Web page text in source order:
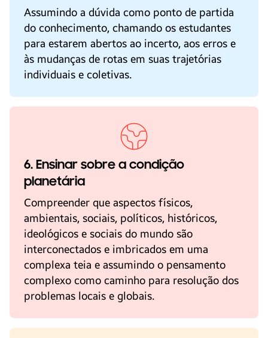
Assumindo a dúvida como ponto de partida
do conhecimento, chamando os estudantes
para estarem abertos ao incerto, aos erros e
às mudanças de rotas em suas trajetórias
individuais e coletivas.
6. Ensinar sobre a condição
planetária
Compreender que aspectos físicos,
ambientais, sociais, políticos, históricos,
ideológicos e sociais do mundo são
interconectados e imbricados em uma
complexa teia e assumindo o pensamento
complexo como caminho para resolução dos
problemas locais e globais.